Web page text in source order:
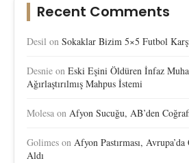
Recent Comments
Desil on Sokaklar Bizim 5×5 Futbol
Desnie on Eski Eşini Öldüren İnfaz
Ağırlaştırılmış Mahpus İstemi
Molesa on Afyon Sucuğu, AB’den
Golimes on Afyon Pastırması,
Aldı